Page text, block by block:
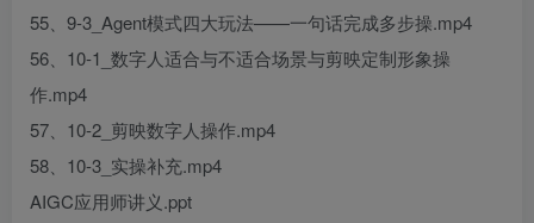
55、9-3_Agent模式四大玩法——一句话完成多步操.mp4
56、10-1_数字人适合与不适合场景与剪映定制形象操
作.mp4
57、10-2_剪映数字人操作.mp4
58、10-3_实操补充.mp4
AIGC应用师讲义.ppt